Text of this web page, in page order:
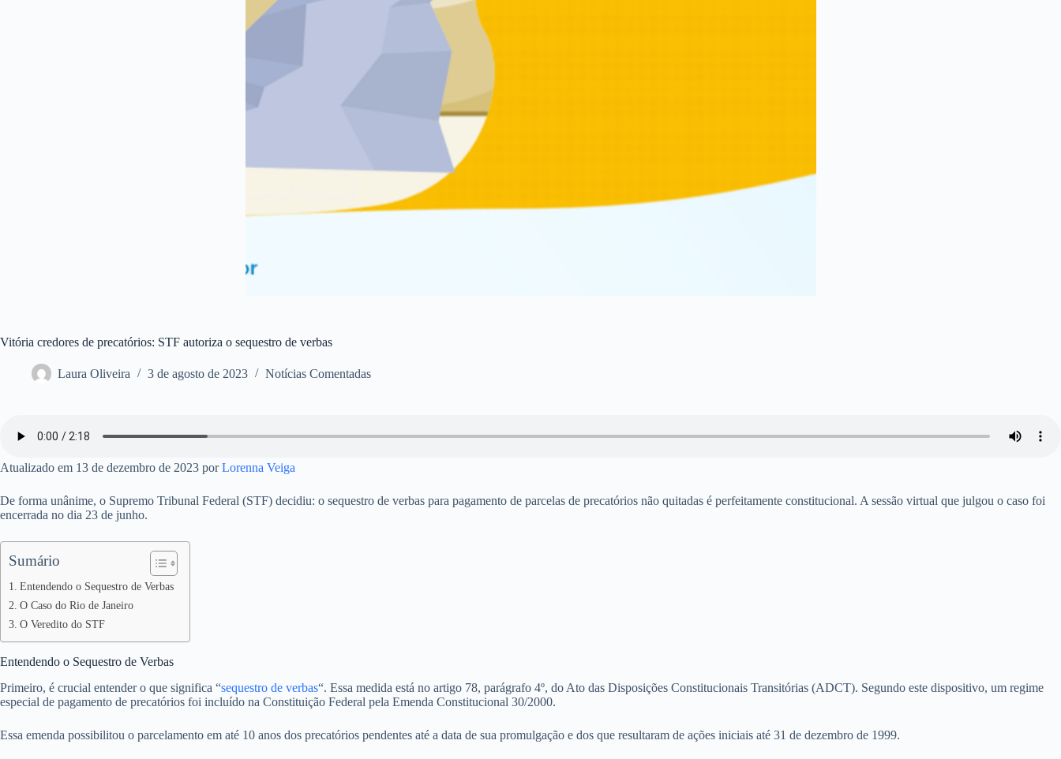
Vitória credores de precatórios: STF autoriza o sequestro de verbas
Laura Oliveira 3 de agosto de 2023 Notícias Comentadas
Atualizado em 13 de dezembro de 2023 porLorenna Veiga
De forma unânime, o Supremo Tribunal Federal (STF) decidiu: o sequestro de verbas para pagamento de parcelas de precatórios não quitadas é perfeitamente constitucional. A sessão virtual que julgou o caso foi
encerrada no dia 23 de junho.
Sumário
Entendendo o Sequestro de Verbas
O Caso do Rio de Janeiro
O Veredito do STF
Entendendo o Sequestro de Verbas
Primeiro, é crucial entender o que significa “sequestro de verbas“. Essa medida está no artigo 78, parágrafo 4º, do Ato das Disposições Constitucionais Transitórias (ADCT). Segundo este dispositivo, um regime
especial de pagamento de precatórios foi incluído na Constituição Federal pela Emenda Constitucional 30/2000.
Essa emenda possibilitou o parcelamento em até 10 anos dos precatórios pendentes até a data de sua promulgação e dos que resultaram de ações iniciais até 31 de dezembro de 1999.